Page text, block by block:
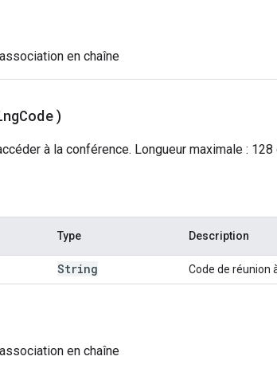
en chaîne
Code)
à la conférence. Longueur maximale :
Type Description
String Code de réunion
en chaîne